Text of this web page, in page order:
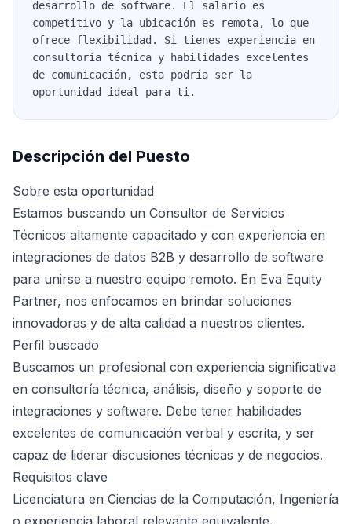
desarrollo de software. El salario es
competitivo y la ubicación es remota, lo que
ofrece flexibilidad. Si tienes experiencia en
consultoría técnica y habilidades excelentes
de comunicación, esta podría ser la
oportunidad ideal para ti.
Descripción del Puesto
Sobre esta oportunidad
Estamos buscando un Consultor de Servicios
Técnicos altamente capacitado y con experiencia en
integraciones de datos B2B y desarrollo de software
para unirse a nuestro equipo remoto. En Eva Equity
Partner, nos enfocamos en brindar soluciones
innovadoras y de alta calidad a nuestros clientes.
Perfil buscado
Buscamos un profesional con experiencia significativa
en consultoría técnica, análisis, diseño y soporte de
integraciones y software. Debe tener habilidades
excelentes de comunicación verbal y escrita, y ser
capaz de liderar discusiones técnicas y de negocios.
Requisitos clave
Licenciatura en Ciencias de la Computación, Ingeniería
o experiencia laboral relevante equivalente.